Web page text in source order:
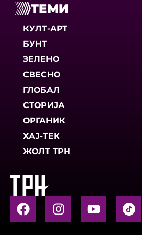
ТЕМИ
КУЛТ-АРТ
БУНТ
ЗЕЛЕНО
СВЕСНО
ГЛОБАЛ
СТОРИЈА
ОРГАНИК
ХАЈ-ТЕК
ЖОЛТ ТРН